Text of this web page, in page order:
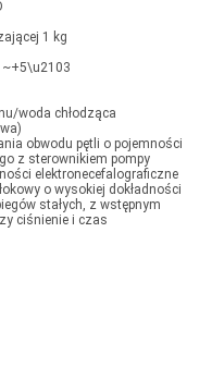
1 kg
~+5\u2103
woda chłodząca
obwodu pętli o pojemności
z sterownikiem pompy
elektronecefalograficzne
o wysokiej dokładności
stałych, z wstępnym
ciśnienie i czas